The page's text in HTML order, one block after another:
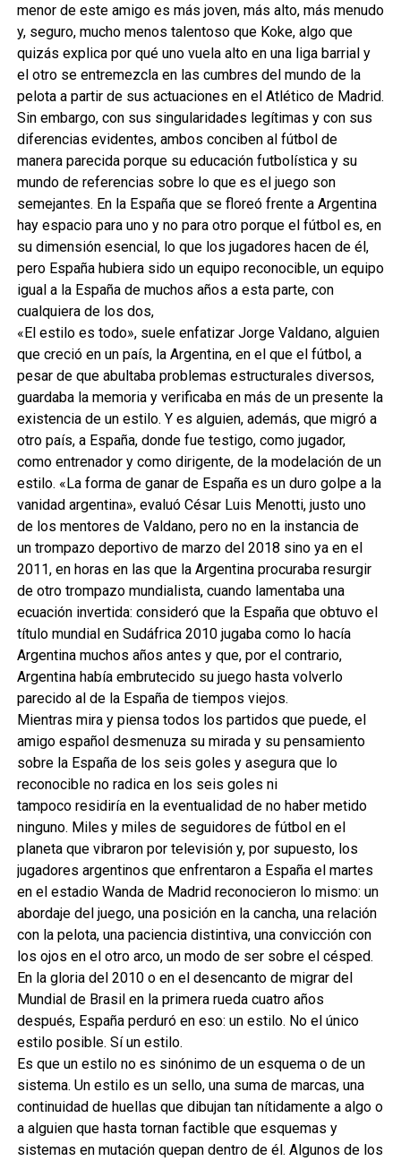
menor de este amigo es más joven, más alto, más menudo
y, seguro, mucho menos talentoso que Koke, algo que
quizás explica por qué uno vuela alto en una liga barrial y
el otro se entremezcla en las cumbres del mundo de la
pelota a partir de sus actuaciones en el Atlético de Madrid.
Sin embargo, con sus singularidades legítimas y con sus
diferencias evidentes, ambos conciben al fútbol de
manera parecida porque su educación futbolística y su
mundo de referencias sobre lo que es el juego son
semejantes. En la España que se floreó frente a Argentina
hay espacio para uno y no para otro porque el fútbol es, en
su dimensión esencial, lo que los jugadores hacen de él,
pero España hubiera sido un equipo reconocible, un equipo
igual a la España de muchos años a esta parte, con
cualquiera de los dos,
«El estilo es todo», suele enfatizar Jorge Valdano, alguien
que creció en un país, la Argentina, en el que el fútbol, a
pesar de que abultaba problemas estructurales diversos,
guardaba la memoria y verificaba en más de un presente la
existencia de un estilo. Y es alguien, además, que migró a
otro país, a España, donde fue testigo, como jugador,
como entrenador y como dirigente, de la modelación de un
estilo. «La forma de ganar de España es un duro golpe a la
vanidad argentina», evaluó César Luis Menotti, justo uno
de los mentores de Valdano, pero no en la instancia de
un trompazo deportivo de marzo del 2018 sino ya en el
2011, en horas en las que la Argentina procuraba resurgir
de otro trompazo mundialista, cuando lamentaba una
ecuación invertida: consideró que la España que obtuvo el
título mundial en Sudáfrica 2010 jugaba como lo hacía
Argentina muchos años antes y que, por el contrario,
Argentina había embrutecido su juego hasta volverlo
parecido al de la España de tiempos viejos.
Mientras mira y piensa todos los partidos que puede, el
amigo español desmenuza su mirada y su pensamiento
sobre la España de los seis goles y asegura que lo
reconocible no radica en los seis goles ni
tampoco residiría en la eventualidad de no haber metido
ninguno. Miles y miles de seguidores de fútbol en el
planeta que vibraron por televisión y, por supuesto, los
jugadores argentinos que enfrentaron a España el martes
en el estadio Wanda de Madrid reconocieron lo mismo: un
abordaje del juego, una posición en la cancha, una relación
con la pelota, una paciencia distintiva, una convicción con
los ojos en el otro arco, un modo de ser sobre el césped.
En la gloria del 2010 o en el desencanto de migrar del
Mundial de Brasil en la primera rueda cuatro años
después, España perduró en eso: un estilo. No el único
estilo posible. Sí un estilo.
Es que un estilo no es sinónimo de un esquema o de un
sistema. Un estilo es un sello, una suma de marcas, una
continuidad de huellas que dibujan tan nítidamente a algo o
a alguien que hasta tornan factible que esquemas y
sistemas en mutación quepan dentro de él. Algunos de los